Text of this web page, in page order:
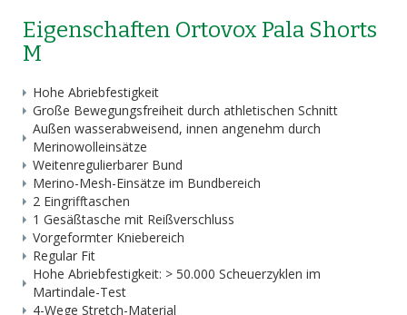
Eigenschaften Ortovox Pala Shorts
M
Hohe Abriebfestigkeit
Große Bewegungsfreiheit durch athletischen Schnitt
Außen wasserabweisend, innen angenehm durch
Merinowolleinsätze
Weitenregulierbarer Bund
Merino-Mesh-Einsätze im Bundbereich
2 Eingrifftaschen
1 Gesäßtasche mit Reißverschluss
Vorgeformter Kniebereich
Regular Fit
Hohe Abriebfestigkeit: > 50.000 Scheuerzyklen im
Martindale-Test
4-Wege Stretch-Material